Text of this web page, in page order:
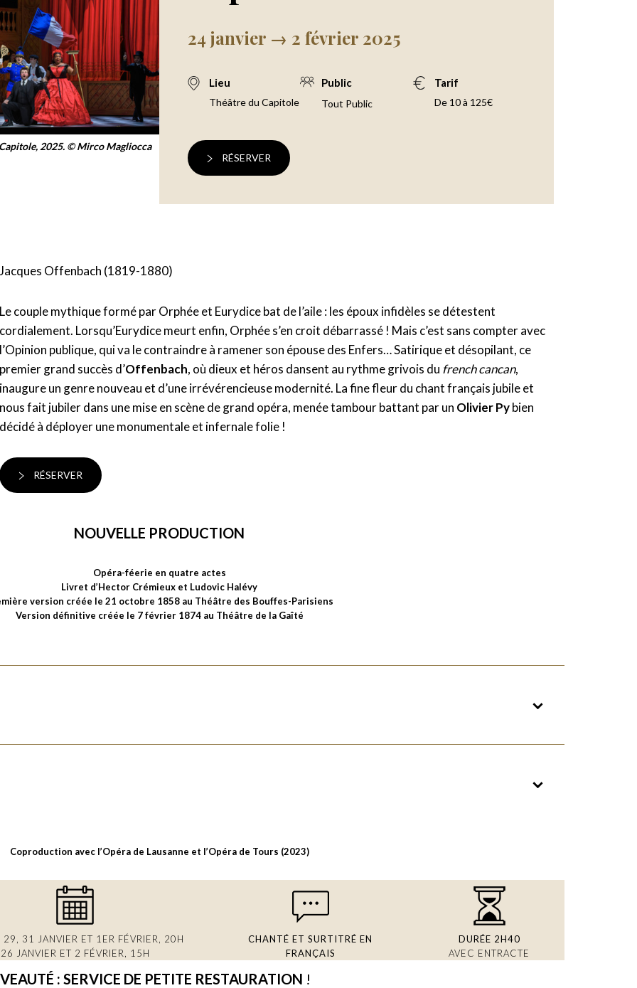
2025. © Mirco Magliocca
24 janvier → 2 février 2025
Lieu
Théâtre du Capitole
Public
Tout Public
Tarif
De 10 à 125€
RÉSERVER
FÉVRIER 2025
1 20:00 - 22:40
2 15:00 - 17:40
Jacques Offenbach (1819-1880)
Le couple mythique formé par Orphée et Eurydice bat de l’aile : les époux infidèles se détestent
cordialement. Lorsqu’Eurydice meurt enfin, Orphée s’en croit débarrassé ! Mais c’est sans compter avec
l’Opinion publique, qui va le contraindre à ramener son épouse des Enfers… Satirique et désopilant, ce
premier grand succès d’Offenbach, où dieux et héros dansent au rythme grivois du french cancan,
inaugure un genre nouveau et d’une irrévérencieuse modernité. La fine fleur du chant français jubile et
nous fait jubiler dans une mise en scène de grand opéra, menée tambour battant par un Olivier Pybien
décidé à déployer une monumentale et infernale folie !
RÉSERVER
NOUVELLE PRODUCTION
Opéra-féerie en quatre actes
Livret d’Hector Crémieux et Ludovic Halévy
version créée le 21 octobre 1858 au Théâtre des Bouffes-Parisiens
Version définitive créée le 7 février 1874 au Théâtre de la Gaîté
Coproduction avec l’Opéra de Lausanne et l’Opéra de Tours (2023)
31 JANVIER ET 1ER FÉVRIER, 20H
26 JANVIER ET 2 FÉVRIER, 15H
CHANTÉ ET SURTITRÉ EN
FRANÇAIS
DURÉE 2H40
AVEC ENTRACTE
: SERVICE DE PETITE RESTAURATION !